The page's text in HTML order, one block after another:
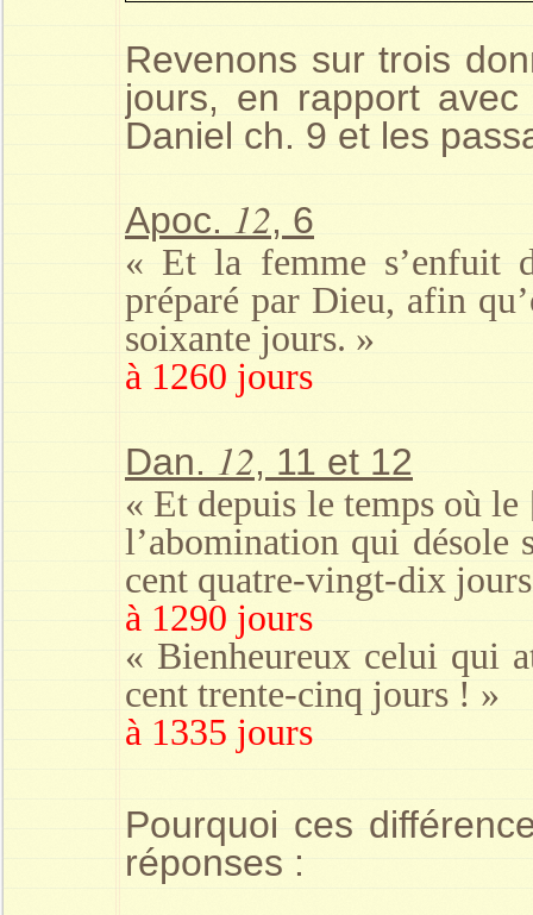
Revenons sur trois
jours, en rapport
Daniel ch. 9 et les
Apoc. 12, 6
« Et la femme s’enfuit
préparé par Dieu, afin
soixante jours. »
à 1260 jours
Dan. 12, 11 et 12
« Et depuis le temps où
l’abomination qui
cent quatre-vingt-dix
à 1290 jours
« Bienheureux celui qui
cent trente-cinq jours ! »
à 1335 jours
Pourquoi ces
réponses :